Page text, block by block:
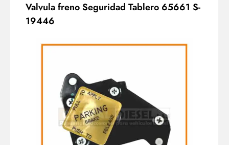
Valvula freno Seguridad Tablero 65661 S-
19446